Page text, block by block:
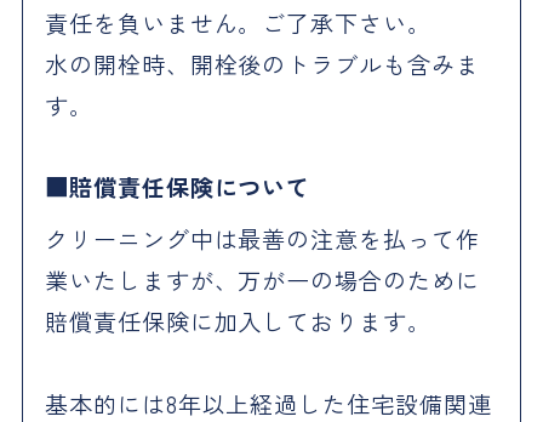
責任を負いません。ご了承下さい。
水の開栓時、開栓後のトラブルも含みま
す。
賠償責任保険について
クリーニング中は最善の注意を払って作
業いたしますが、万が一の場合のために
賠償責任保険に加入しております。
基本的には8年以上経過した住宅設備関連